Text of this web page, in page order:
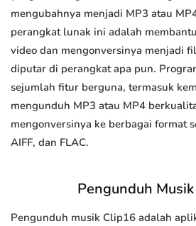
mengubahnya menjadi MP3 atau
perangkat lunak ini adalah
video dan mengonversinya menjadi
diputar di perangkat apa pun.
sejumlah fitur berguna, termasuk
mengunduh MP3 atau MP4
mengonversinya ke berbagai format
AIFF, dan FLAC.
Pengunduh
Pengunduh musik Clip16 adalah